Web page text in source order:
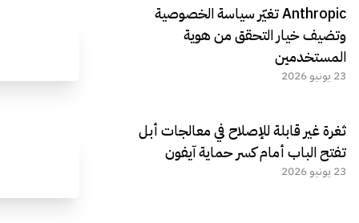
Anthropic تغيّر سياسة الخصوصية
وتضيف خيار التحقق من هوية
المستخدمين
23 يونيو 2026
ثغرة غير قابلة للإصلاح في معالجات أبل
تفتح الباب أمام كسر حماية آيفون
23 يونيو 2026